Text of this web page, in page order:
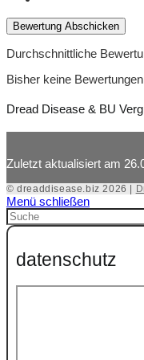
Bewertung Abschicken
Durchschnittliche
Bisher keine
Dread Disease & BU
Zuletzt aktualisiert am
© dreaddisease.biz 2026 |
Menü schließen
datenschutz